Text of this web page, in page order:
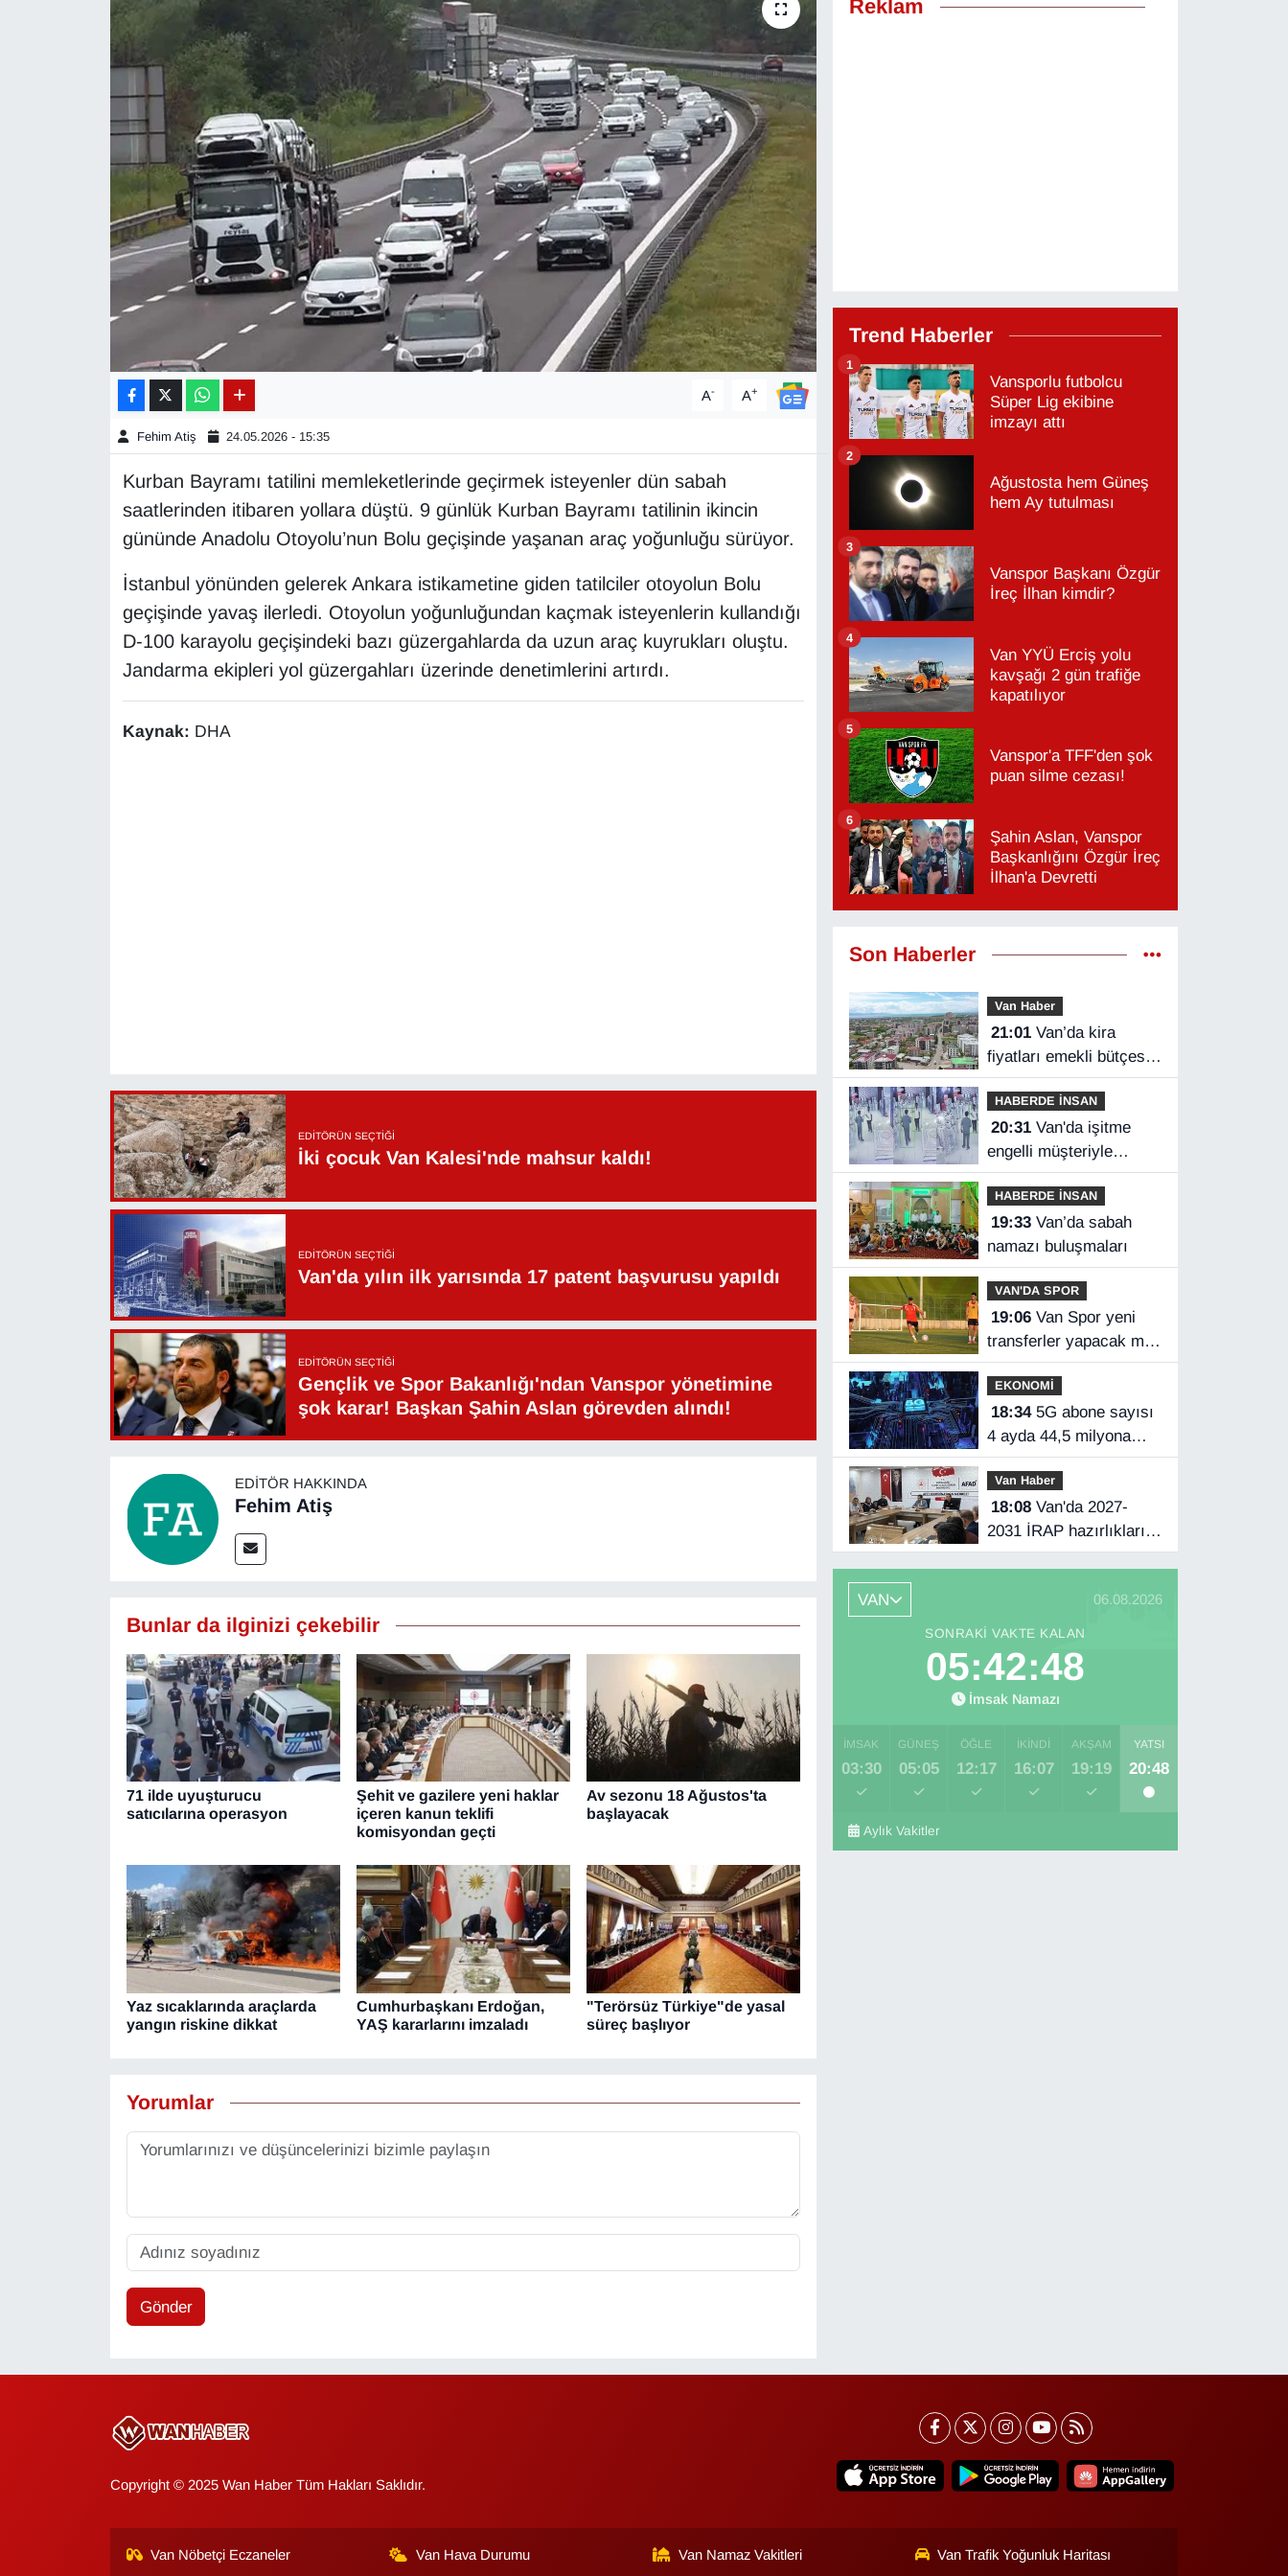
A- A+
Fehim Atiş 24.05.2026 - 15:35
Kurban Bayramı tatilini memleketlerinde geçirmek isteyenler dün sabah
saatlerinden itibaren yollara düştü. 9 günlük Kurban Bayramı tatilinin ikincin
gününde Anadolu Otoyolu’nun Bolu geçişinde yaşanan araç yoğunluğu sürüyor.
İstanbul yönünden gelerek Ankara istikametine giden tatilciler otoyolun Bolu
geçişinde yavaş ilerledi. Otoyolun yoğunluğundan kaçmak isteyenlerin kullandığı
D-100 karayolu geçişindeki bazı güzergahlarda da uzun araç kuyrukları oluştu.
Jandarma ekipleri yol güzergahları üzerinde denetimlerini artırdı.
Kaynak: DHA
EDITÖRÜN SEÇTIĞI
İki çocuk Van Kalesi'nde mahsur kaldı!
EDITÖRÜN SEÇTIĞI
Van'da yılın ilk yarısında 17 patent başvurusu yapıldı
EDITÖRÜN SEÇTIĞI
Gençlik ve Spor Bakanlığı'ndan Vanspor yönetimine
şok karar! Başkan Şahin Aslan görevden alındı!
EDITÖR HAKKINDA
Fehim Atiş
Bunlar da ilginizi çekebilir
71 ilde uyuşturucu
satıcılarına operasyon
Şehit ve gazilere yeni haklar
içeren kanun teklifi
komisyondan geçti
Av sezonu 18 Ağustos'ta
başlayacak
Yaz sıcaklarında araçlarda
yangın riskine dikkat
Cumhurbaşkanı Erdoğan,
YAŞ kararlarını imzaladı
"Terörsüz Türkiye"de yasal
süreç başlıyor
Yorumlar
Gönder
Reklam
Trend Haberler
Vansporlu futbolcu
Süper Lig ekibine
imzayı attı
1
Ağustosta hem Güneş
hem Ay tutulması
2
Vanspor Başkanı Özgür
İreç İlhan kimdir?
3
Van YYÜ Erciş yolu
kavşağı 2 gün trafiğe
kapatılıyor
4
Vanspor'a TFF'den şok
puan silme cezası!
5
Şahin Aslan, Vanspor
Başkanlığını Özgür İreç
İlhan'a Devretti
6
Son Haberler
Van Haber
21:01Van’da kira
fiyatları emekli bütçesini
zorluyor
HABERDE İNSAN
20:31Van'da işitme
engelli müşteriyle
halaylı pazarlık
gülümsetti
HABERDE İNSAN
19:33Van’da sabah
namazı buluşmaları
VAN'DA SPOR
19:06Van Spor yeni
transferler yapacak mı?
Başkan Özgür İreç İlhan
açıkladı
EKONOMİ
18:345G abone sayısı
4 ayda 44,5 milyona
ulaştı
Van Haber
18:08Van'da 2027-
2031 İRAP hazırlıkları
başladı
VAN 06.08.2026
SONRAKI VAKTE KALAN
05:42:47
İmsak Namazı
İMSAK
03:30
GÜNEŞ
05:05
ÖĞLE
12:17
İKINDI
16:07
AKŞAM
19:19
YATSI
20:48
Aylık Vakitler
Copyright © 2025 Wan Haber Tüm Hakları Saklıdır.
Van Nöbetçi Eczaneler Van Hava Durumu Van Namaz Vakitleri Van Trafik Yoğunluk Haritası
EĞİTİM
EKONOMİ
Eleman
En çok konuşulanlar
GENEL
HABERDE İNSAN
Resmi İlanlar
RÖPORTAJ
SAĞLIK
Seri İlan
Sinema - TV
SİYASET
TEKNOLOJİ